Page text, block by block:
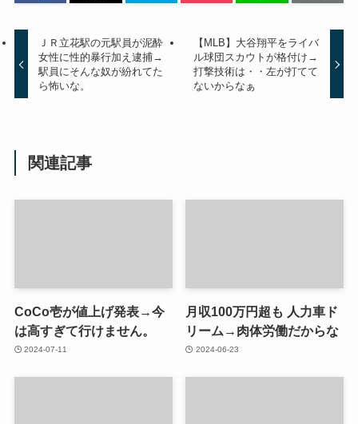
ＪＲ立花駅の元駅員が泥酔
女性に性的暴行加え逮捕→
駅員にそんな奴が紛れてた
ら怖いな。
【MLB】大谷翔平をライバ
ル球団スカウトが格付け→
打撃技術は・・左が打てて
ないからなぁ
関連記事
CoCo壱が値上げ発表→今
は高すぎて行けません。
2024-07-11
月収100万円超も 人力車ド
リーム→肉体労働だからな
2024-06-23